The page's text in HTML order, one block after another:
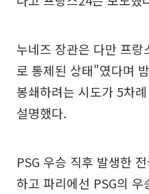
누네즈 장관은 다만 프
로 통제된 상태"였다며
봉쇄하려는 시도가 5차
설명했다.
PSG 우승 직후 발생한
하고 파리에선 PSG의